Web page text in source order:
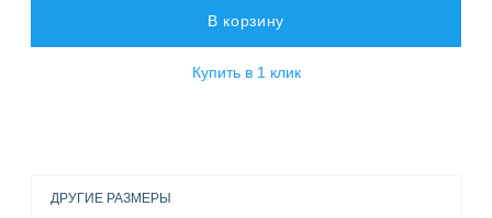
В корзину
Купить в 1 клик
ДРУГИЕ РАЗМЕРЫ